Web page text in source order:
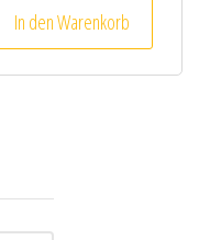
In den Warenkorb